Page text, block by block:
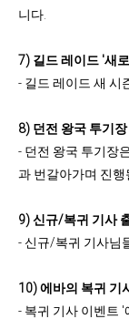
니다.
7) 길드 레이드 '새
- 길드 레이드 새 시
8) 던전 왕국 투기
- 던전 왕국 투기장
과 번갈아가며 진행
9) 신규/복귀 기사
- 신규/복귀 기사님
10) 에바의 복귀 기
- 복귀 기사 이벤트